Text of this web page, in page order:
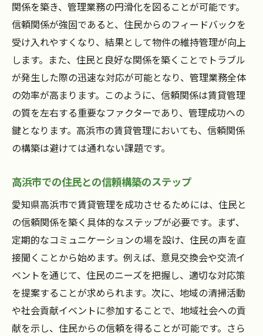
関係を築き、管理業務の円滑化を図ることが可能です。
信頼関係が強固であると、住民からのフィードバックを
受け入れやすくなり、結果として物件の維持管理が向上
します。また、住民と良好な関係を築くことでトラブル
が発生した際の迅速な対応が可能となり、管理業務全体
の効率が高まります。このように、信頼関係は賃貸管理
の質を左右する重要なファクターであり、管理成功への
鍵となります。高浜市の賃貸管理においても、信頼関係
の構築は避けては通れない課題です。
高浜市での住民との信頼構築のステップ
愛知県高浜市で賃貸管理を成功させるためには、住民と
の信頼関係を築く具体的なステップが必要です。まず、
定期的なコミュニケーションの場を設け、住民の声を直
接聞くことから始めます。例えば、意見交換会や交流イ
ベントを通じて、住民のニーズを把握し、適切な対応策
を提案することが求められます。次に、地域の清掃活動
や社会貢献イベントに参加することで、地域社会への貢
献を示し、住民からの信頼を得ることが可能です。さら